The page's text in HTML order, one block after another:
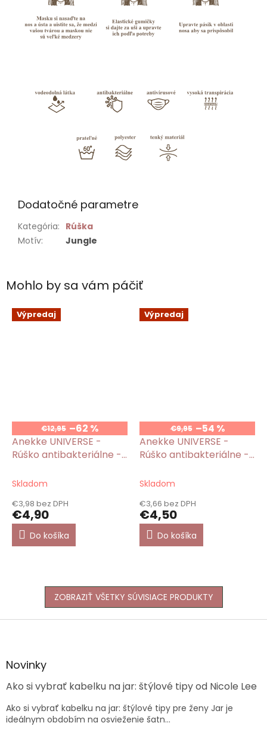
Mohlo by sa vám páčiť
Výpredaj
€12,95 –62 %
Anekke UNIVERSE -
Rúško antibakteriálne -
Skladom
€3,98 bez DPH
€4,90
Do košíka
Výpredaj
€9,95 –54 %
Anekke UNIVERSE -
Rúško antibakteriálne -
Skladom
€3,66 bez DPH
€4,50
Do košíka
ZOBRAZIŤ VŠETKY SÚVISIACE PRODUKTY
Dodatočné parametre
Kategória: Rúška
Motív: Jungle
Z
äNovinky
Ako si vybrať kabelku na jar: štýlové tipy od Nicole Lee
Ako si vybrať kabelku na jar: štýlové tipy pre ženy Jar je
ideálnym obdobím na osvieženie šatn...